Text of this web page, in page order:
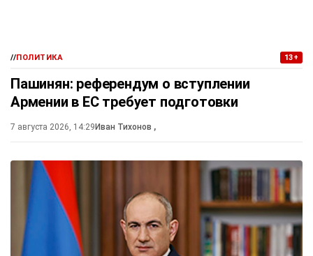
//ПОЛИТИКА 13+
Пашинян: референдум о вступлении
Армении в ЕС требует подготовки
7 августа 2026, 14:29 Иван Тихонов ,